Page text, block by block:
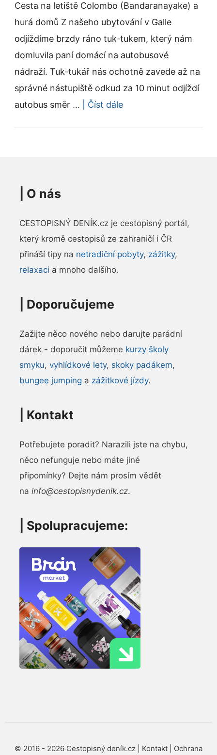
Cesta na letiště Colombo (Bandaranayake) a
hurá domů Z našeho ubytování v Galle
odjíždíme brzdy ráno tuk-tukem, který nám
domluvila paní domácí na autobusové
nádraží. Tuk-tukář nás ochotně zavede až na
správné nástupiště odkud za 10 minut odjíždí
autobus směr …
| Číst dále
O nás
CESTOPISNÝ DENÍK.cz je cestopisný portál,
který kromě cestopisů ze zahraničí i ČR
přináší tipy na netradiční pobyty, zážitky,
relaxaci a mnoho dalšího.
Doporučujeme
Zažijte něco nového nebo darujte parádní
dárek - doporučit můžeme kurzy školy
smyku, vyhlídkové lety, skoky padákem,
bungee jumping a zážitkové jízdy.
Kontakt
Potřebujete poradit? Narazili jste na chybu,
něco nefunguje nebo máte jiné
připomínky? Dejte nám prosím vědět
na info@cestopisnydenik.cz.
| Spolupracujeme:
© 2016 - 2026 Cestopisný deník.cz | Kontakt Ochrana